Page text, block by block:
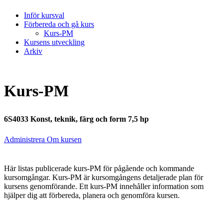
Inför kursval
Förbereda och gå kurs
Kurs-PM
Kursens utveckling
Arkiv
Kurs-PM
6S4033 Konst, teknik, färg och form 7,5 hp
Administrera Om kursen
Här listas publicerade kurs-PM för pågående och kommande
kursomgångar. Kurs-PM är kursomgångens detaljerade plan för
kursens genomförande. Ett kurs-PM innehåller information som
hjälper dig att förbereda, planera och genomföra kursen.